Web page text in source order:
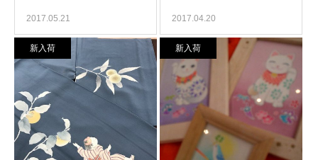
2017.05.21 2017.04.20
新入荷 新入荷